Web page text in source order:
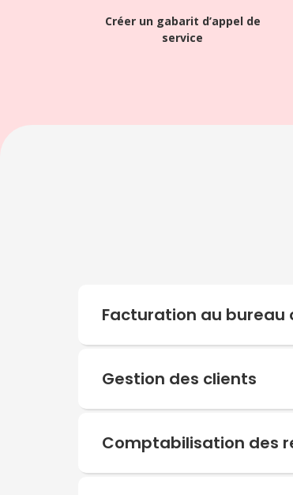
Créer un gabarit d’appel de
service
Facturation au bureau
Gestion des clients
Comptabilisation des